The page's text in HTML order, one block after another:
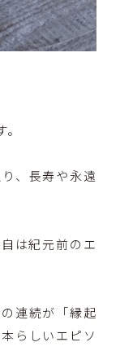
、長寿や永遠
は紀元前のエ
連続が「縁起
らしいエピソ